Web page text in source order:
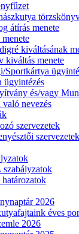
átírás menete
kiváltásának
kiváltás menete
Sportkártya
ügyintézés
és/vagy
nevezés
szervezetek
szervezetek
2026
éves
2026